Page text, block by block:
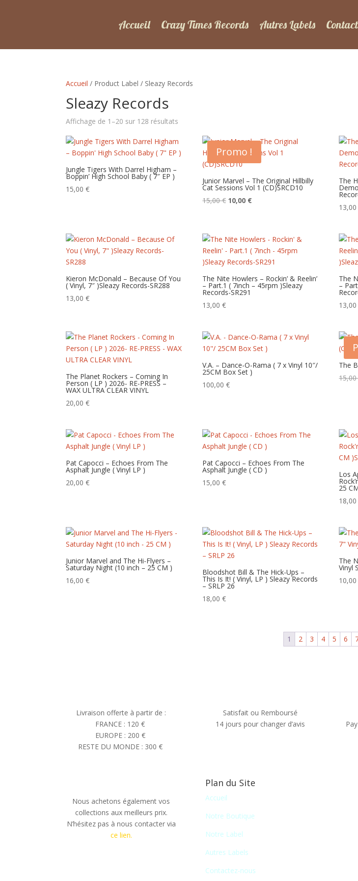
Accueil Crazy Times Records Autres Labels
Accueil / Product Label / Sleazy Records
Sleazy Records
Affichage de 1–20 sur 128 résultats
plus
récent
Jungle Tigers With Darrel Higham –
Boppin’ High School Baby ( 7″ EP )
15,00€
Promo !
Junior Marvel – The Original Hillbilly
Cat Sessions Vol 1 (CD)SRCD10
15,00€ Le
15,00 €.
10,00 €Le
10,00 €.
The
Kieron McDonald – Because Of You
( Vinyl, 7″ )Sleazy Records-SR288
13,00€
The Nite Howlers – Rockin’ & Reelin’
– Part.1 ( 7inch – 45rpm )Sleazy
Records-SR291
13,00€
The
–
The Planet Rockers – Coming In
Person ( LP ) 2026- RE-PRESS –
WAX ULTRA CLEAR VINYL
20,00€
V.A. – Dance-O-Rama ( 7 x Vinyl 10″/
25CM Box Set )
100,00€
The
Pat Capocci – Echoes From The
Asphalt Jungle ( Vinyl LP )
20,00€
Pat Capocci – Echoes From The
Asphalt Jungle ( CD )
15,00€
Los
25
Junior Marvel and The Hi-Flyers –
Saturday Night (10 inch – 25 CM )
16,00€
Bloodshot Bill & The Hick-Ups –
This Is It! ( Vinyl, LP ) Sleazy Records
– SRLP 26
18,00€
The
Vinyl
1 2 3 4 5 6
Livraison offerte à partir de :
FRANCE : 120 €
EUROPE : 200 €
RESTE DU MONDE : 300 €
Satisfait ou Remboursé
14 jours pour changer d’avis
Nous achetons également vos
collections aux meilleurs prix.
N’hésitez pas à nous contacter via
ce lien.
Plan du Site
Accueil
Notre Boutique
Notre Label
Autres Labels
Contactez-nous